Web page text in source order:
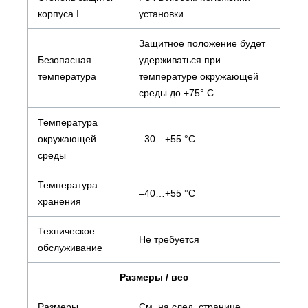
корпуса I
установки
Безопасная
температура
Защитное положение будет
удерживаться при
температуре окружающей
среды до +75° С
Температура
окружающей
cреды
–30…+55 °C
Температура
хранения
–40…+55 °C
Техническое
обслуживание
Не требуется
Размеры / вес